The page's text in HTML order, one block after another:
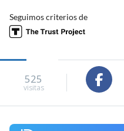
Seguimos criterios de
525
visitas